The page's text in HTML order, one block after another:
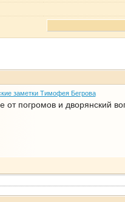
заметки Тимофея Бегрова
от погромов и дворянский